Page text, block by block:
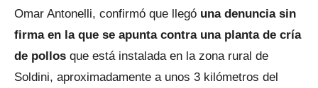
Omar Antonelli, confirmó que llegó una denuncia sin
firma en la que se apunta contra una planta de cría
de pollos que está instalada en la zona rural de
Soldini, aproximadamente a unos 3 kilómetros del